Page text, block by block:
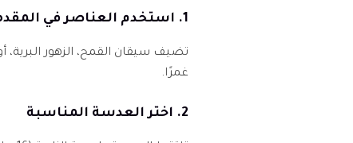
1. استخدم العناصر في المقدمة
تضيف سيقان القمح، الزهور
غمرًا.
2. اختر العدسة المناسبة